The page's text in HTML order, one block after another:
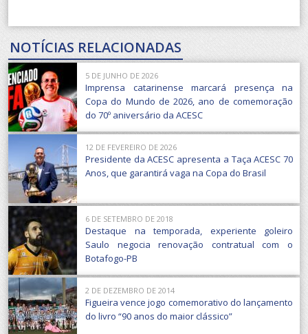
NOTÍCIAS RELACIONADAS
5 DE JUNHO DE 2026
Imprensa catarinense marcará presença na
Copa do Mundo de 2026, ano de comemoração
do 70º aniversário da ACESC
12 DE FEVEREIRO DE 2026
Presidente da ACESC apresenta a Taça ACESC 70
Anos, que garantirá vaga na Copa do Brasil
6 DE SETEMBRO DE 2018
Destaque na temporada, experiente goleiro
Saulo negocia renovação contratual com o
Botafogo-PB
2 DE DEZEMBRO DE 2014
Figueira vence jogo comemorativo do lançamento
do livro “90 anos do maior clássico”